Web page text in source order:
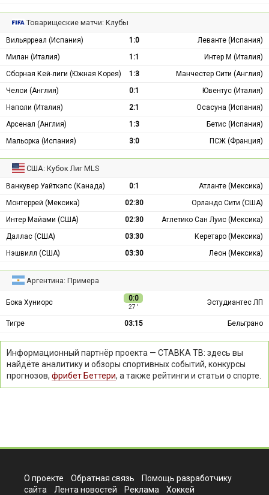
Товарищеские матчи: Клубы
Вильярреал (Испания) 1:0
Леванте (Испания)
Милан (Италия)
1:1
Интер М (Италия)
Сборная Кей-лиги (Южная Корея)
1:3
Манчестер Сити (Англия)
Челси (Англия)
0:1
Ювентус (Италия)
Наполи (Италия)
2:1
Осасуна (Испания)
Арсенал (Англия)
1:3
Бетис (Испания)
Мальорка (Испания)
3:0 ПСЖ (Франция)
США: Кубок Лиг MLS
Ванкувер Уайткэпс (Канада) 0:1
Атланте (Мексика)
Монтеррей (Мексика)
02:30
Орландо Сити (США)
Интер Майами (США)
02:30
Атлетико Сан Луис (Мексика)
Даллас (США)
03:30
Керетаро (Мексика)
Нэшвилл (США)
03:30 Леон (Мексика)
Аргентина: Примера
Бока Хуниорс 0:0
27 ′
Эстудиантес ЛП
Тигре 03:15 Бельграно
Информационный партнёр проекта — СТАВКА ТВ: здесь вы
найдёте аналитику и обзоры спортивных событий, конкурсы
прогнозов, фрибет Беттери, а также рейтинги и статьи о спорте.
О проекте Обратная связь
Помощь разработчику
сайта
Лента новостей Реклама Хоккей